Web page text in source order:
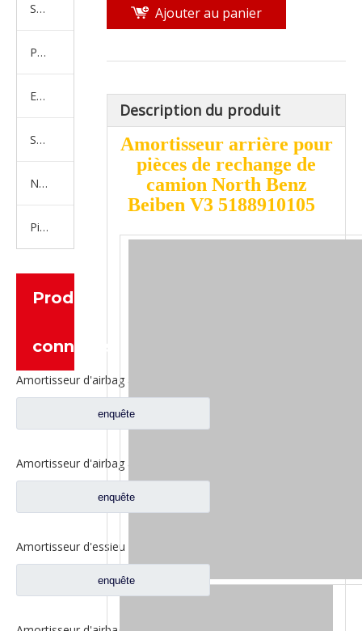
Système de direction
Produits en caoutchouc
Embrayage Série
Série de bras de réglage
Nouvelles pièces de camion d'énergie
Pièces de moteur
Produits
connexes
enquête
enquête
enquête
Ajouter au panier
Description du produit
Amortisseur arrière pour
pièces de rechange de
camion North Benz
Beiben V3 5188910105